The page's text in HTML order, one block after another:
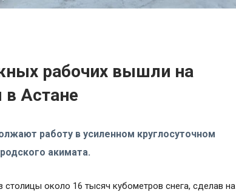
рабочих вышли на
в Астане
работу в усиленном круглосуточном
акимата.
около 16 тысяч кубометров снега, сделав на